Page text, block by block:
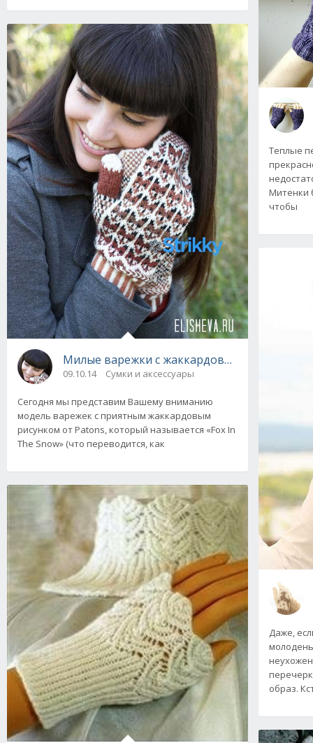
Милые варежки с жаккардовым рисунком
09.10.14 Сумки и аксессуары
Сегодня мы представим Вашему вниманию
модель варежек с приятным жаккардовым
рисунком от Patons, который называется «Fox In
The Snow» (что переводится, как
Теплые
Митенки
чтобы
Даже,
образ.